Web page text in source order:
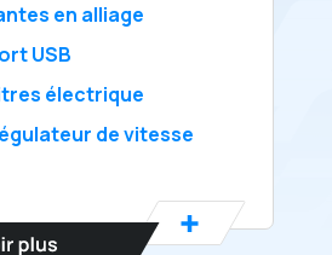
en alliage
USB
électrique
de vitesse